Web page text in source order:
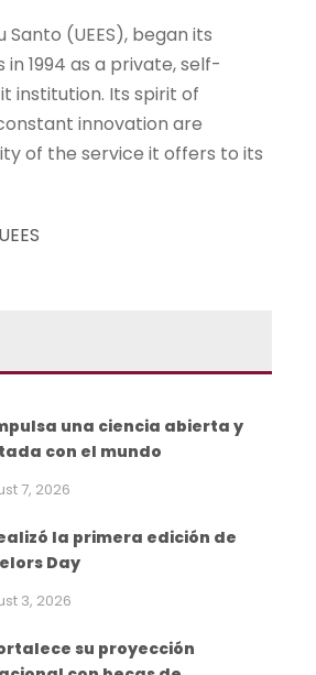
Santo (UEES), began its
1994 as a private, self-
institution. Its spirit of
innovation are
of the service it offers to its
una ciencia abierta y
con el mundo
7, 2026
la primera edición de
Day
3, 2026
su proyección